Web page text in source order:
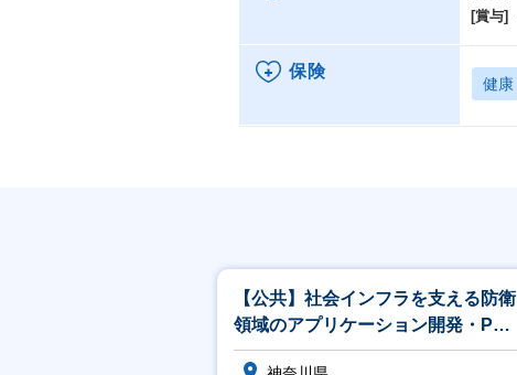
[賞与]
保険
健康
【公共】社会インフラを支える防衛
領域のアプリケーション開発・PM
／PL候補<488>